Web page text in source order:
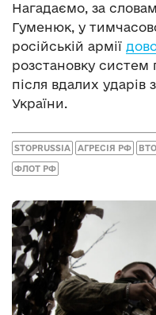
Нагадаємо, за
Гуменюк, у
російській армії
розстановку систем
після вдалих
України.
STOPRUSSIA АГРЕСІЯ РФ
ФЛОТ РФ